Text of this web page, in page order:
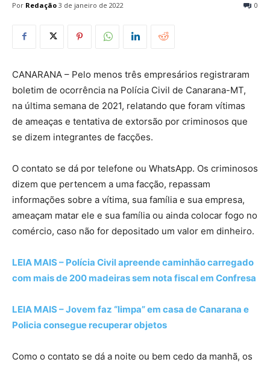
Por Redação 0
3 de janeiro de 2022
CANARANA – Pelo menos três empresários registraram
boletim de ocorrência na Polícia Civil de Canarana-MT,
na última semana de 2021, relatando que foram vítimas
de ameaças e tentativa de extorsão por criminosos que
se dizem integrantes de facções.
O contato se dá por telefone ou WhatsApp. Os criminosos
dizem que pertencem a uma facção, repassam
informações sobre a vítima, sua família e sua empresa,
ameaçam matar ele e sua família ou ainda colocar fogo no
comércio, caso não for depositado um valor em dinheiro.
LEIA MAIS – Polícia Civil apreende caminhão carregado
com mais de 200 madeiras sem nota fiscal em Confresa
LEIA MAIS – Jovem faz “limpa” em casa de Canarana e
Policia consegue recuperar objetos
Como o contato se dá a noite ou bem cedo da manhã, os